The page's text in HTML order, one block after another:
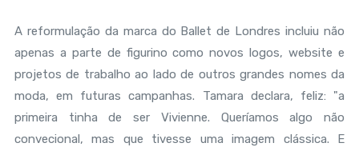
A reformulação da marca do Ballet de Londres incluiu não
apenas a parte de figurino como novos logos, website e
projetos de trabalho ao lado de outros grandes nomes da
moda, em futuras campanhas. Tamara declara, feliz: "a
primeira tinha de ser Vivienne. Queríamos algo não
convecional, mas que tivesse uma imagem clássica. E